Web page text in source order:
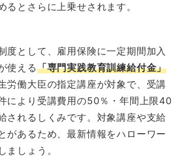
るとさらに上乗せされます。
度として、雇用保険に一定期間加入
使える「専門実践教育訓練給付金」
労働大臣の指定講座が対象で、受講
により受講費用の50％・年間上限40
されるしくみです。対象講座や支給
があるため、最新情報をハローワー
ましょう。